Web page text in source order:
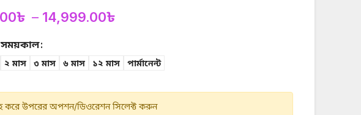
৳ – 14,999.00৳
সময়কাল
২ মাস ৩ মাস ৬ মাস ১২ মাস পার্মানেন্ট
করে উপরের অপশন/ডিওরেশন সিলেক্ট করুন